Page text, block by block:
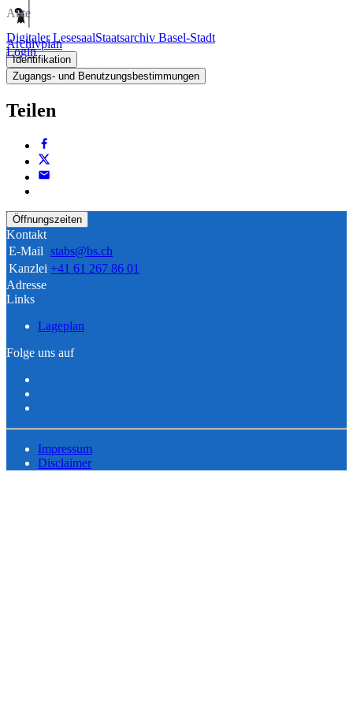
Digitaler LesesaalStaatsarchiv Basel-Stadt
Login
Akte
Archivplan
Identifikation
Zugangs- und Benutzungsbestimmungen
Teilen
Öffnungszeiten
Kontakt
E-Mail stabs@bs.ch
Kanzlei +41 61 267 86 01
Adresse
Links
Lageplan
Folge uns auf
Impressum
Disclaimer